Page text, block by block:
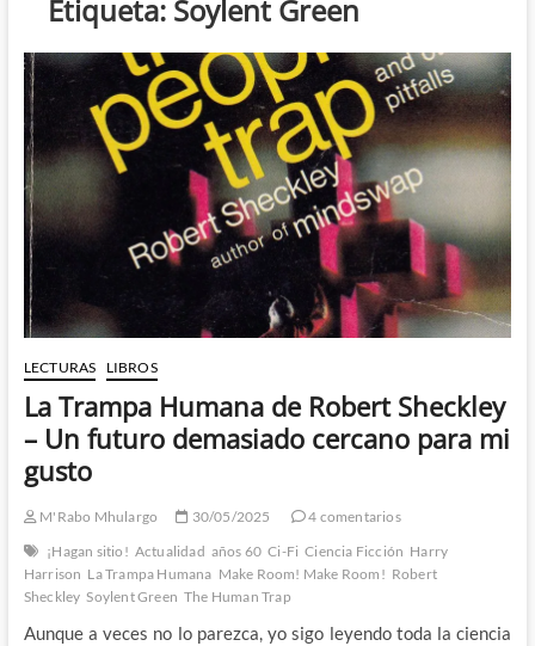
Etiqueta: Soylent Green
LECTURAS LIBROS
La Trampa Humana de Robert Sheckley
– Un futuro demasiado cercano para mi
gusto
M'Rabo Mhulargo 30/05/2025
4 comentarios
¡Hagan sitio! Actualidad años 60 Ci-Fi Ciencia Ficción Harry
Harrison La Trampa Humana Make Room! Make Room! Robert
Sheckley Soylent Green The Human Trap
Aunque a veces no lo parezca, yo sigo leyendo toda la ciencia